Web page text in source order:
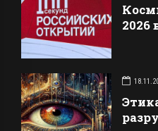
2026